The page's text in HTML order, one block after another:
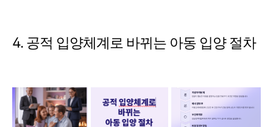
4. 공적 입양체계로 바뀌는 아동 입양 절차